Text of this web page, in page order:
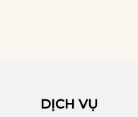
DỊCH VỤ